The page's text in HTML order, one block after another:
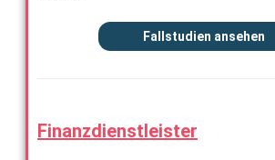
Fallstudien ansehen
Finanzdienstleister